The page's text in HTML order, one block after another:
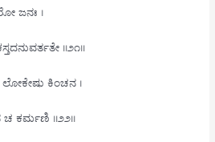
ಜನಃ ।
॥೨೧॥
ಲೋಕೇಷು ಕಿಂಚನ ।
ಚ ಕರ್ಮಣಿ ॥೨೨॥